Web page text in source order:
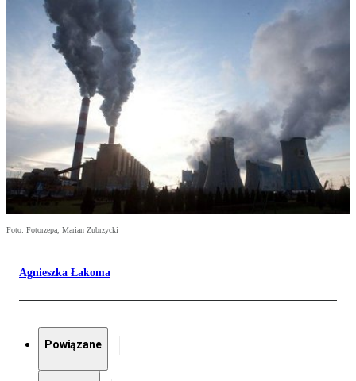
Foto: Fotorzepa, Marian Zubrzycki
Agnieszka Łakoma
Powiązane